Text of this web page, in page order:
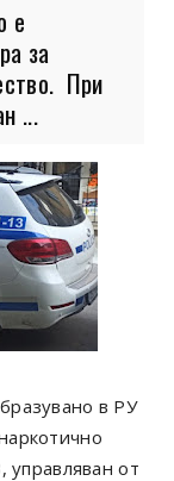
е
за
При
...
в РУ
от